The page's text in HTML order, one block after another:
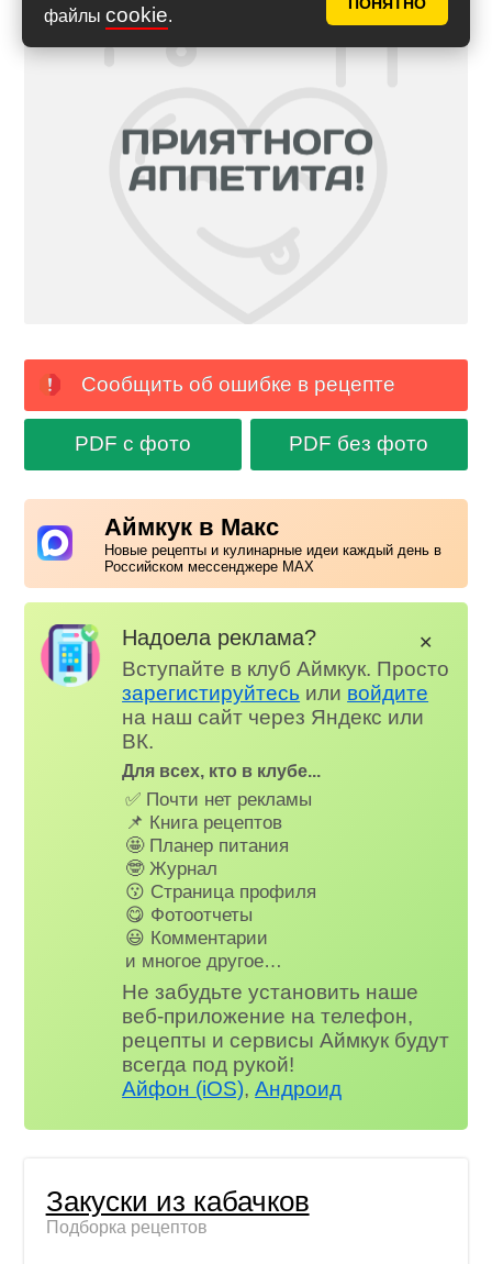
файлы cookie.
Сообщить об ошибке в рецепте
PDF с фото PDF без фото
Аймкук в Макс
Новые рецепты и кулинарные идеи каждый день в
Российском мессенджере MAX
Надоела реклама?
Вступайте в клуб Аймкук. Просто
зарегистируйтесь или войдите
на наш сайт через Яндекс или
ВК.
Для всех, кто в клубе...
✅ Почти нет рекламы
📌 Книга рецептов
🤩 Планер питания
🤓 Журнал
😗 Страница профиля
😋 Фотоотчеты
😃 Комментарии
и многое другое…
Не забудьте установить наше
веб-приложение на телефон,
рецепты и сервисы Аймкук будут
всегда под рукой!
Айфон (iOS),Андроид
✕
Закуски из кабачков
Подборка рецептов